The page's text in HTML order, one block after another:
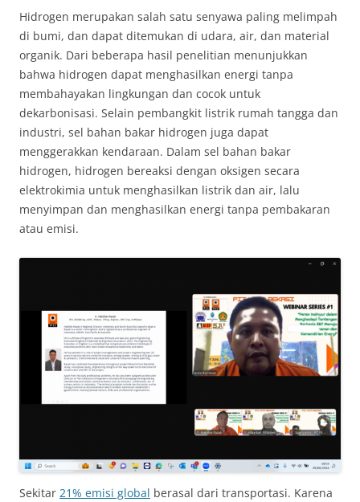
Hidrogen merupakan salah satu senyawa paling melimpah
di bumi, dan dapat ditemukan di udara, air, dan material
organik. Dari beberapa hasil penelitian menunjukkan
bahwa hidrogen dapat menghasilkan energi tanpa
membahayakan lingkungan dan cocok untuk
dekarbonisasi. Selain pembangkit listrik rumah tangga dan
industri, sel bahan bakar hidrogen juga dapat
menggerakkan kendaraan. Dalam sel bahan bakar
hidrogen, hidrogen bereaksi dengan oksigen secara
elektrokimia untuk menghasilkan listrik dan air, lalu
menyimpan dan menghasilkan energi tanpa pembakaran
atau emisi.
Sekitar 21% emisi global berasal dari transportasi. Karena